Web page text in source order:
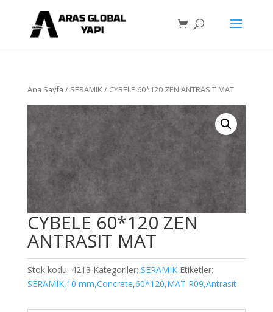
Ana Sayfa / SERAMIK/ CYBELE 60*120 ZEN ANTRASIT MAT
CYBELE 60*120 ZEN
ANTRASIT MAT
Stok kodu: 4213 Kategoriler: SERAMIK Etiketler:
SERAMIK,10 mm,Concrete,60*120,MAT R09,Antrasit